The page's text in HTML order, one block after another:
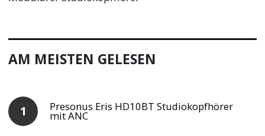
AM MEISTEN GELESEN
Presonus Eris HD10BT Studiokopfhörer
mit ANC